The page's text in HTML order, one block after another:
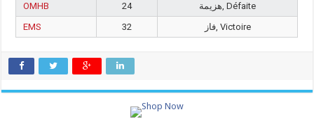
OMHB 24
هزيمة, Défaite
EMS
32 فاز, Victoire